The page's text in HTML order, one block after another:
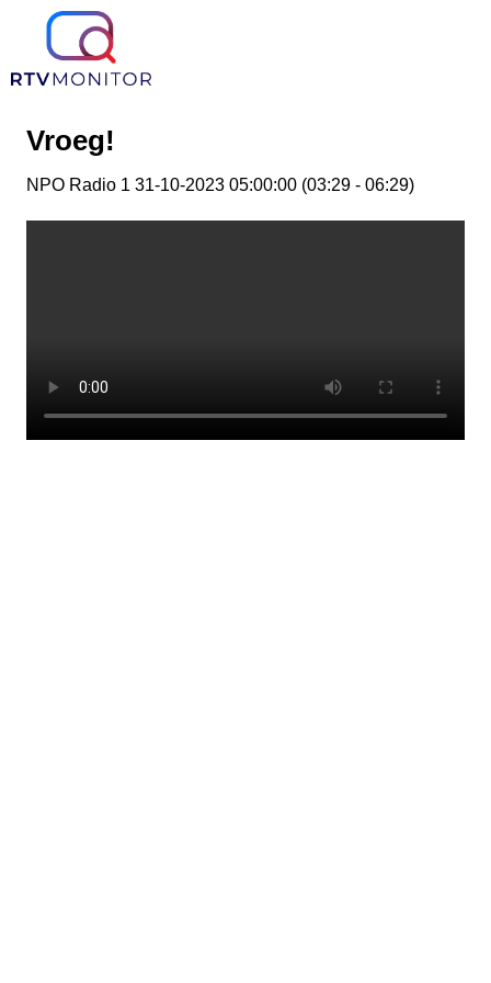
Vroeg!
NPO Radio 1 31-10-2023 05:00:00 (03:29 - 06:29)